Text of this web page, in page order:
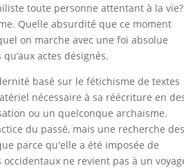
toute personne attentant à la vie?
Quelle absurdité que ce moment
on marche avec une foi absolue
actes désignés.
basé sur le fétichisme de textes
nécessaire à sa réécriture en
ou un quelconque archaïsme.
du passé, mais une recherche des
parce qu'elle a été imposée de
ne revient pas à un